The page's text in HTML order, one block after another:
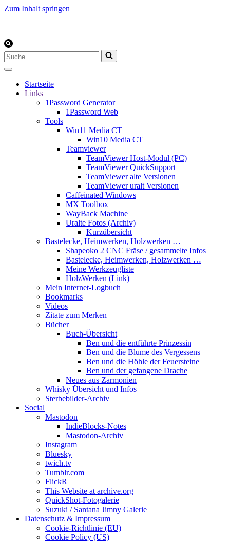
Zum Inhalt springen
Suchen
nach …
Startseite
Links
1Password Generator
1Password Web
Tools
Win11 Media CT
Win10 Media CT
Teamviewer
TeamViewer Host-Modul (PC)
TeamViewer QuickSupport
TeamViewer alte Versionen
TeamViewer uralt Versionen
Caffeinated Windows
MX Toolbox
WayBack Machine
Uralte Fotos (Archiv)
Kurzübersicht
Bastelecke, Heimwerken, Holzwerken …
Shapeoko 2 CNC Fräse / gesammelte Infos
Bastelecke, Heimwerken, Holzwerken …
Meine Werkzeugliste
HolzWerken (Link)
Mein Internet-Logbuch
Bookmarks
Videos
Zitate zum Merken
Bücher
Buch-Übersicht
Ben und die entführte Prinzessin
Ben und die Blume des Vergessens
Ben und die Höhle der Feuersteine
Ben und der gefangene Drache
Neues aus Zarmonien
Whisky Übersicht und Infos
Sterbebilder-Archiv
Social
Mastodon
IndieBlocks-Notes
Mastodon-Archiv
Instagram
Bluesky
twich.tv
Tumblr.com
FlickR
This Website at archive.org
QuickShot-Fotogalerie
Suzuki / Santana Jimny Galerie
Datenschutz & Impressum
Cookie-Richtlinie (EU)
Cookie Policy (US)